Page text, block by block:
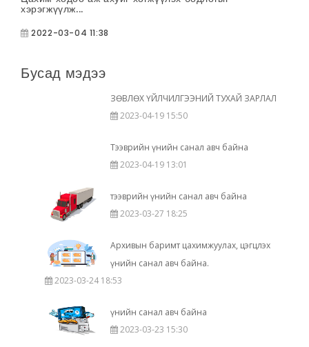
хэрэгжүүлж...
2022-03-04 11:38
Бусад мэдээ
ЗӨВЛӨХ ҮЙЛЧИЛГЭЭНИЙ ТУХАЙ ЗАРЛАЛ
2023-04-19 15:50
Тээврийн үнийн санал авч байна
2023-04-19 13:01
тээврийн үнийн санал авч байна
2023-03-27 18:25
Архивын баримт цахимжуулах, цэгцлэх
үнийн санал авч байна.
2023-03-24 18:53
үнийн санал авч байна
2023-03-23 15:30